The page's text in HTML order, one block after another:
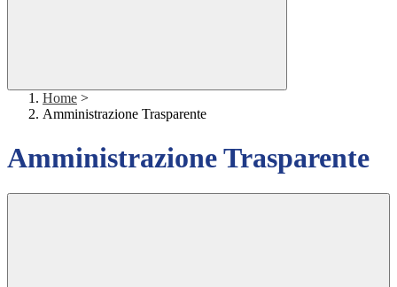
Home >
Amministrazione Trasparente
Amministrazione Trasparente